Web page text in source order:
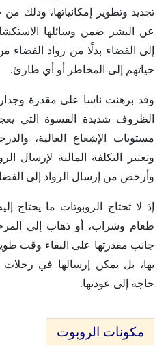
تجديد وتطوير إمكانياتها، وذلك من
عن البشر ضمن وسائلها
إلى الفضاء بدلًا من رواد
حياتهم إلى المخاطر أو أي طارئ.
وقد برهنت ناسا على مقدرة
الظروف شديدة القسوة التي
مستويات الإشعاع العالية،
وتعتبر التكلفة المالية لإرسال
وأرخص من إرسال الرواد إلى
إذ لا تحتاج الروبوتات ما يحتاج
طعام وشراب، أو ذهاب إلى
جانب مقدرتها على البقاء وقت
بها، بل يمكن إرسالها في رحلات
حاجة إلى عودتها.
مكونات الروبوت